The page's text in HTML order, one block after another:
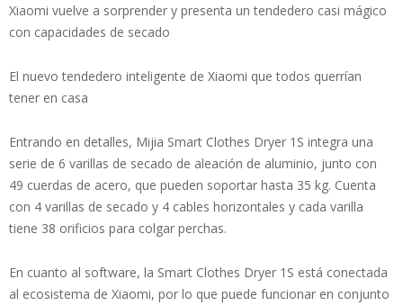
Xiaomi vuelve a sorprender y presenta un tendedero casi mágico
con capacidades de secado
El nuevo tendedero inteligente de Xiaomi que todos querrían
tener en casa
Entrando en detalles, Mijia Smart Clothes Dryer 1S integra una
serie de 6 varillas de secado de aleación de aluminio, junto con
49 cuerdas de acero, que pueden soportar hasta 35 kg. Cuenta
con 4 varillas de secado y 4 cables horizontales y cada varilla
tiene 38 orificios para colgar perchas.
En cuanto al software, la Smart Clothes Dryer 1S está conectada
al ecosistema de Xiaomi, por lo que puede funcionar en conjunto